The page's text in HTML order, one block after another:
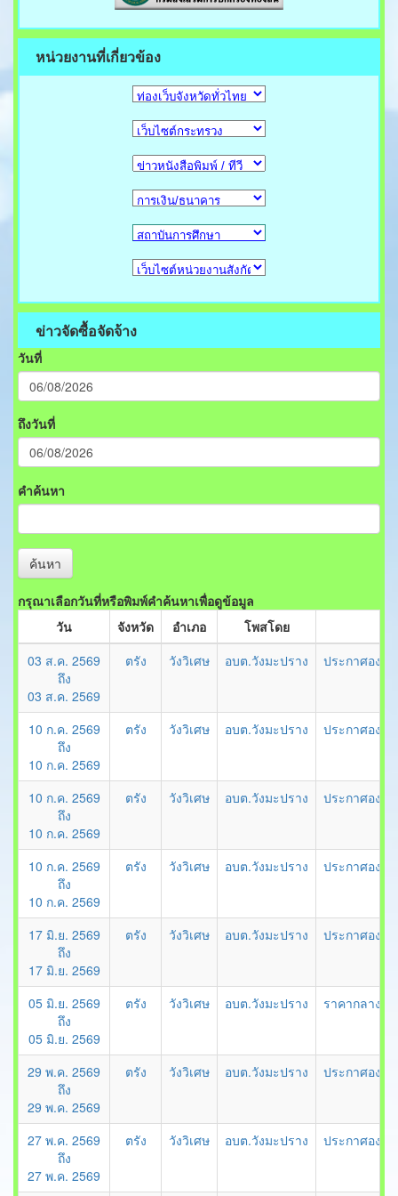
หน่วยงานที่เกี่ยวข้อง
ข่าวจัดซื้อจัดจ้าง
วันที่
ถึงวันที่
คำค้นหา
ค้นหา
กรุณาเลือกวันที่หรือพิมพ์คำค้นหาเพื่อดูข้อมูล
วัน
จังหวัด อำเภอ
โพสโดย
03 ส.ค. 2569
ถึง
03 ส.ค. 2569
ตรัง วังวิเศษ อบต.วังมะปราง ประกาศองค์
10 ก.ค. 2569
ถึง
10 ก.ค. 2569
ตรัง วังวิเศษ อบต.วังมะปราง ประกาศองค์
10 ก.ค. 2569
ถึง
10 ก.ค. 2569
ตรัง วังวิเศษ อบต.วังมะปราง ประกาศองค์
10 ก.ค. 2569
ถึง
10 ก.ค. 2569
ตรัง วังวิเศษ อบต.วังมะปราง ประกาศองค์
17 มิ.ย. 2569
ถึง
17 มิ.ย. 2569
ตรัง วังวิเศษ อบต.วังมะปราง ประกาศองค์
05 มิ.ย. 2569
ถึง
05 มิ.ย. 2569
ตรัง วังวิเศษ อบต.วังมะปราง ราคากลาง
29 พ.ค. 2569
ถึง
29 พ.ค. 2569
ตรัง วังวิเศษ อบต.วังมะปราง ประกาศองค์
27 พ.ค. 2569
ถึง
27 พ.ค. 2569
ตรัง วังวิเศษ อบต.วังมะปราง ประกาศองค์